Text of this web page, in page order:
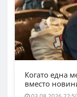
Когато една
вместо